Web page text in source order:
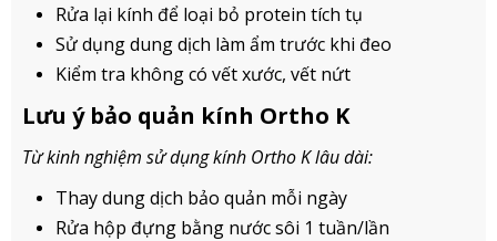
Rửa lại kính để loại bỏ protein tích tụ
Sử dụng dung dịch làm ẩm trước khi đeo
Kiểm tra không có vết xước, vết nứt
Lưu ý bảo quản kính Ortho K
Từ kinh nghiệm sử dụng kính Ortho K lâu dài:
Thay dung dịch bảo quản mỗi ngày
Rửa hộp đựng bằng nước sôi 1 tuần/lần